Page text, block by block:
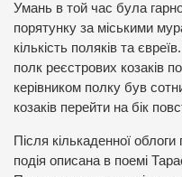
Умань в той час була
порятунку за міськими
кількість поляків та
полк реєстрових козаків
керівником полку був
козаків перейти на бік
Після кількаденної
подія описана в поемі